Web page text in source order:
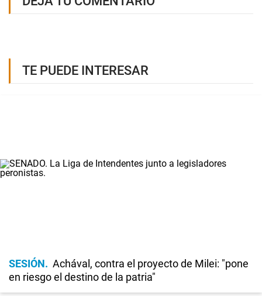
TE PUEDE INTERESAR
SESIÓN
Achával, contra el proyecto de Milei: "pone
en riesgo el destino de la patria"